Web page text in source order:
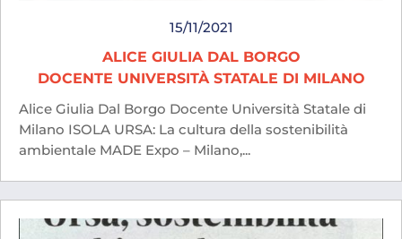
15/11/2021
ALICE GIULIA DAL BORGO
DOCENTE UNIVERSITÀ STATALE DI MILANO
Alice Giulia Dal Borgo Docente Università Statale di
Milano ISOLA URSA: La cultura della sostenibilità
ambientale MADE Expo – Milano,...